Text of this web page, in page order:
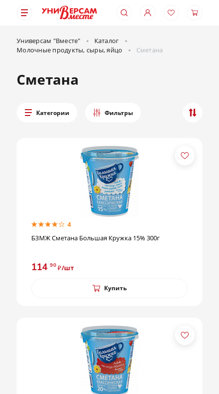
Универсам "Вместе"
Каталог
Молочные продукты, сыры, яйцо
Сметана
Сметана
Категории Фильтры
4
БЗМЖ Сметана Большая Кружка 15% 300г
114 90 ₽/шт
Купить